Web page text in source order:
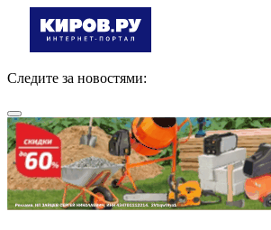
Следите за новостями: